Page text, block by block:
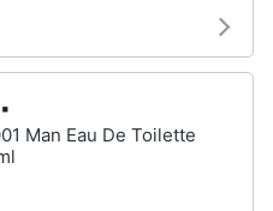
Man Eau De Toilette